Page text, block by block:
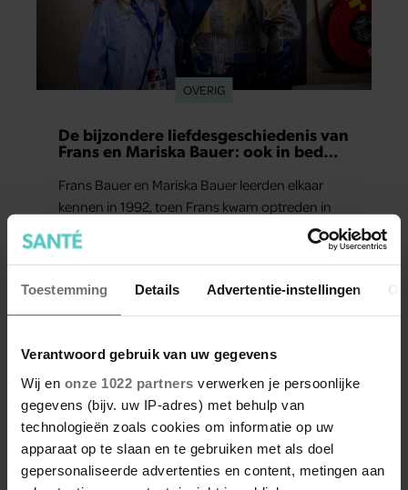
Toestemming Details Advertentie-instellingen
Verantwoord gebruik van uw gegevens
Wij en onze 1022 partners verwerken je persoonlijke
gegevens (bijv. uw IP-adres) met behulp van
technologieën zoals cookies om informatie op uw
apparaat op te slaan en te gebruiken met als doel
gepersonaliseerde advertenties en content, metingen aan
OVERIG
De bijzondere liefdesgeschiedenis van
Frans en Mariska Bauer: ook in bed
Frans Bauer en Mariska Bauer leerden elkaar
kennen in 1992, toen Frans kwam optreden in
het café-restaurant van de ouders van Mariska
in het Zuid-Hollandse dorp Ter Aar. Als dochter
die opgroeide in een horecagezin hielp Mariska
vaak mee in de bediening.